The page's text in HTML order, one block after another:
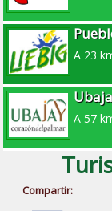
A 23
A 57
Compartir: